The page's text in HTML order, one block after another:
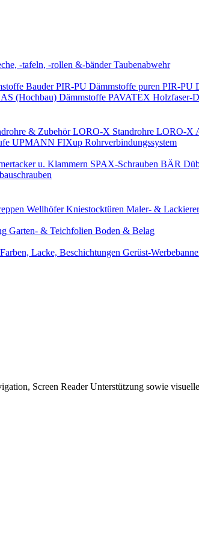
-tafeln, -rollen &-bänderTaubenabwehr
Bauder PIR-PU Dämmstoffe puren PIR-PU
(Hochbau) Dämmstoffe PAVATEX Holzfaser-
& ZubehörLORO-X Standrohre LORO-X
UPMANN FIXup Rohrverbindungssystem
u. Klammern SPAX-Schrauben BÄR
Wellhöfer Kniestocktüren Maler- &
Garten- & Teichfolien Boden & Belag
Farben, Lacke, Beschichtungen Gerüst-
Screen Reader Unterstützung sowie